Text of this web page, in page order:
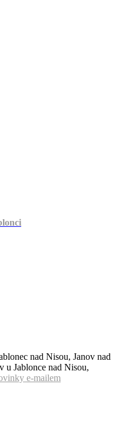
nad Nisou, Janov nad
u Jablonce nad Nisou,
e-mailem